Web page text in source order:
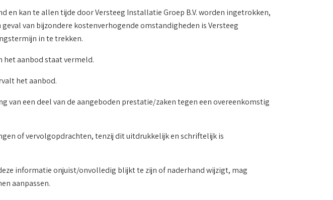
en kan te allen tijde door Versteeg Installatie Groep B.V. worden ingetrokken,
van bijzondere kostenverhogende omstandigheden is Versteeg
in te trekken.
het aanbod staat vermeld.
het aanbod.
van een deel van de aangeboden prestatie/zaken tegen een overeenkomstig
of vervolgopdrachten, tenzij dit uitdrukkelijk en schriftelijk is
informatie onjuist/onvolledig blijkt te zijn of naderhand wijzigt, mag
aanpassen.